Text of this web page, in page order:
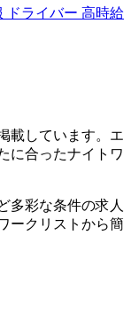
ドライバー 高時給
載しています。エ
に合ったナイトワ
多彩な条件の求人
ークリストから簡